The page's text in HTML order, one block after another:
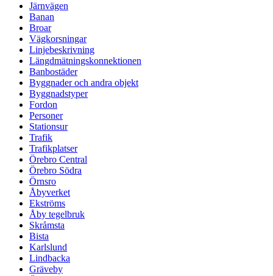
Järnvägen
Banan
Broar
Vägkorsningar
Linjebeskrivning
Längdmätningskonnektionen
Banbostäder
Byggnader och andra objekt
Byggnadstyper
Fordon
Personer
Stationsur
Trafik
Trafikplatser
Örebro Central
Örebro Södra
Örnsro
Åbyverket
Ekströms
Åby tegelbruk
Skråmsta
Bista
Karlslund
Lindbacka
Gräveby